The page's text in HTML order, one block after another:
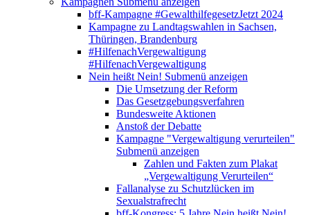
bff-Kampagne #GewalthilfegesetzJetzt 2024
Kampagne zu Landtagswahlen in Sachsen,
Thüringen, Brandenburg
#HilfenachVergewaltigung
#HilfenachVergewaltigung
Nein heißt Nein! Submenü anzeigen
Die Umsetzung der Reform
Das Gesetzgebungsverfahren
Bundesweite Aktionen
Anstoß der Debatte
Kampagne "Vergewaltigung verurteilen"
Submenü anzeigen
Zahlen und Fakten zum Plakat
„Vergewaltigung Verurteilen“
Fallanalyse zu Schutzlücken im
Sexualstrafrecht